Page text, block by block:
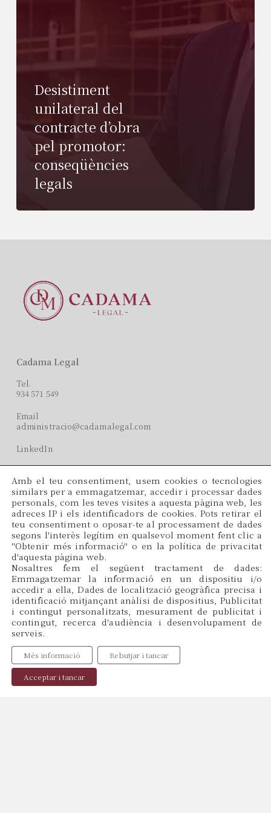
Desistiment
unilateral del
contracte d’obra
pel promotor:
conseqüències
legals
Cadama Legal
Tel.
934 571 549
Email
administracio@cadamalegal.com
LinkedIn
Oficines
C/ París, 209, 2on 2ª
08008 Barcelona
Idiomes
CAT
ES
EN
Menu
Inici
Sobre Nosaltres
Publicacions
Amb el teu consentiment, usem cookies o tecnologies
similars per a emmagatzemar, accedir i processar dades
personals, com les teves visites a aquesta pàgina web, les
adreces IP i els identificadors de cookies. Pots retirar el
teu consentiment o oposar-te al processament de dades
segons l'interès legítim en qualsevol moment fent clic a
''Obtenir més informació'' o en la política de privacitat
d'aquesta pàgina web.
Nosaltres fem el següent tractament de dades:
Emmagatzemar la informació en un dispositiu i/o
accedir a ella, Dades de localització geogràfica precisa i
identificació mitjançant anàlisi de dispositius, Publicitat
i contingut personalitzats, mesurament de publicitat i
contingut, recerca d'audiència i desenvolupament de
serveis.
Acceptar i tancar
Rebutjar i tancar
Més informació